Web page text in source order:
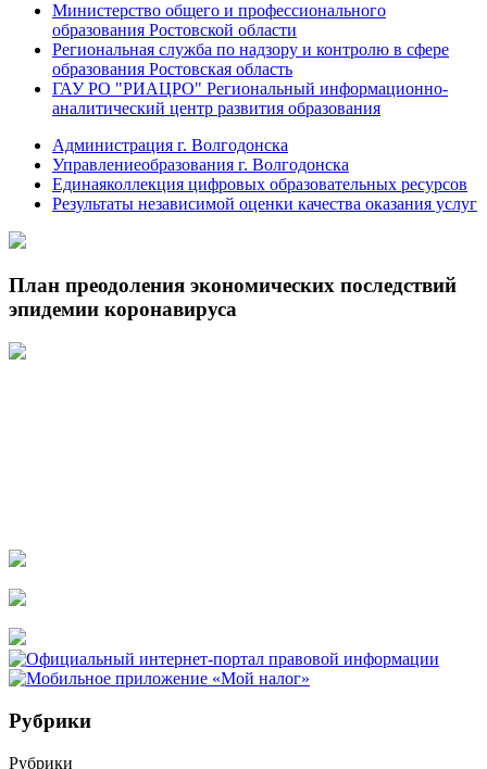
Министерство общего и профессионального
образования Ростовской области
Региональная служба по надзору и контролю в сфере
образования Ростовская область
ГАУ РО "РИАЦРО" Региональный информационно-
аналитический центр развития образования
Администрация г. Волгодонска
Управлениеобразования г. Волгодонска
Единаяколлекция цифровых образовательных ресурсов
Результаты независимой оценки качества оказания услуг
План преодоления экономических последствий
эпидемии коронавируса
Рубрики
Рубрики